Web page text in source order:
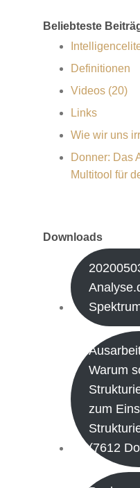
Beliebteste
Definitionen
Videos (20)
Links
Wie wir uns
Donner: Das
Multitool für
Downloads
Warum
zum
(7612